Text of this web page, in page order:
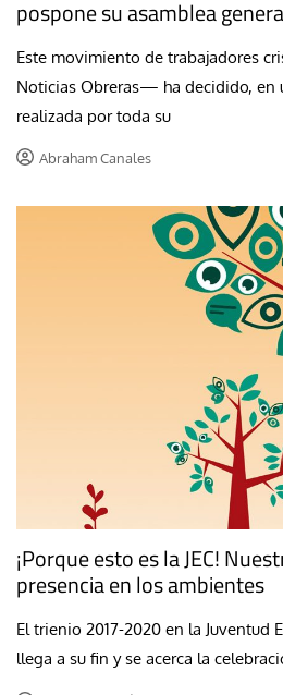
pospone su asamblea
Este movimiento de trabajadores
Noticias Obreras— ha decidido, en
realizada por toda su
Abraham Canales
¡Porque esto es la JEC!
presencia en los ambientes
El trienio 2017-2020 en la Juventud
llega a su fin y se acerca la